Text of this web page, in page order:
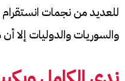
للعديد من نجمات انستقرام
والسوريات والدوليات إلا